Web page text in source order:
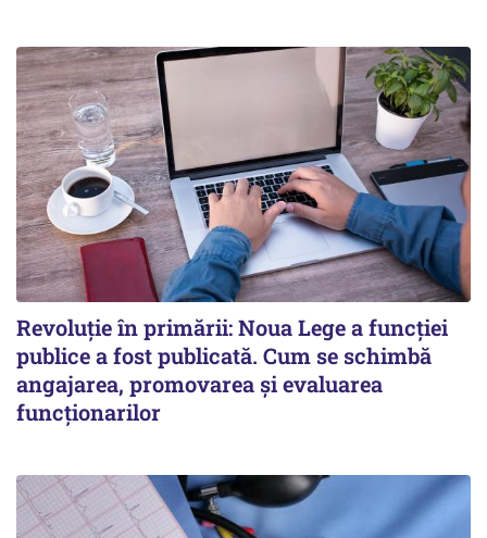
Revoluție în primării: Noua Lege a funcției
publice a fost publicată. Cum se schimbă
angajarea, promovarea și evaluarea
funcționarilor